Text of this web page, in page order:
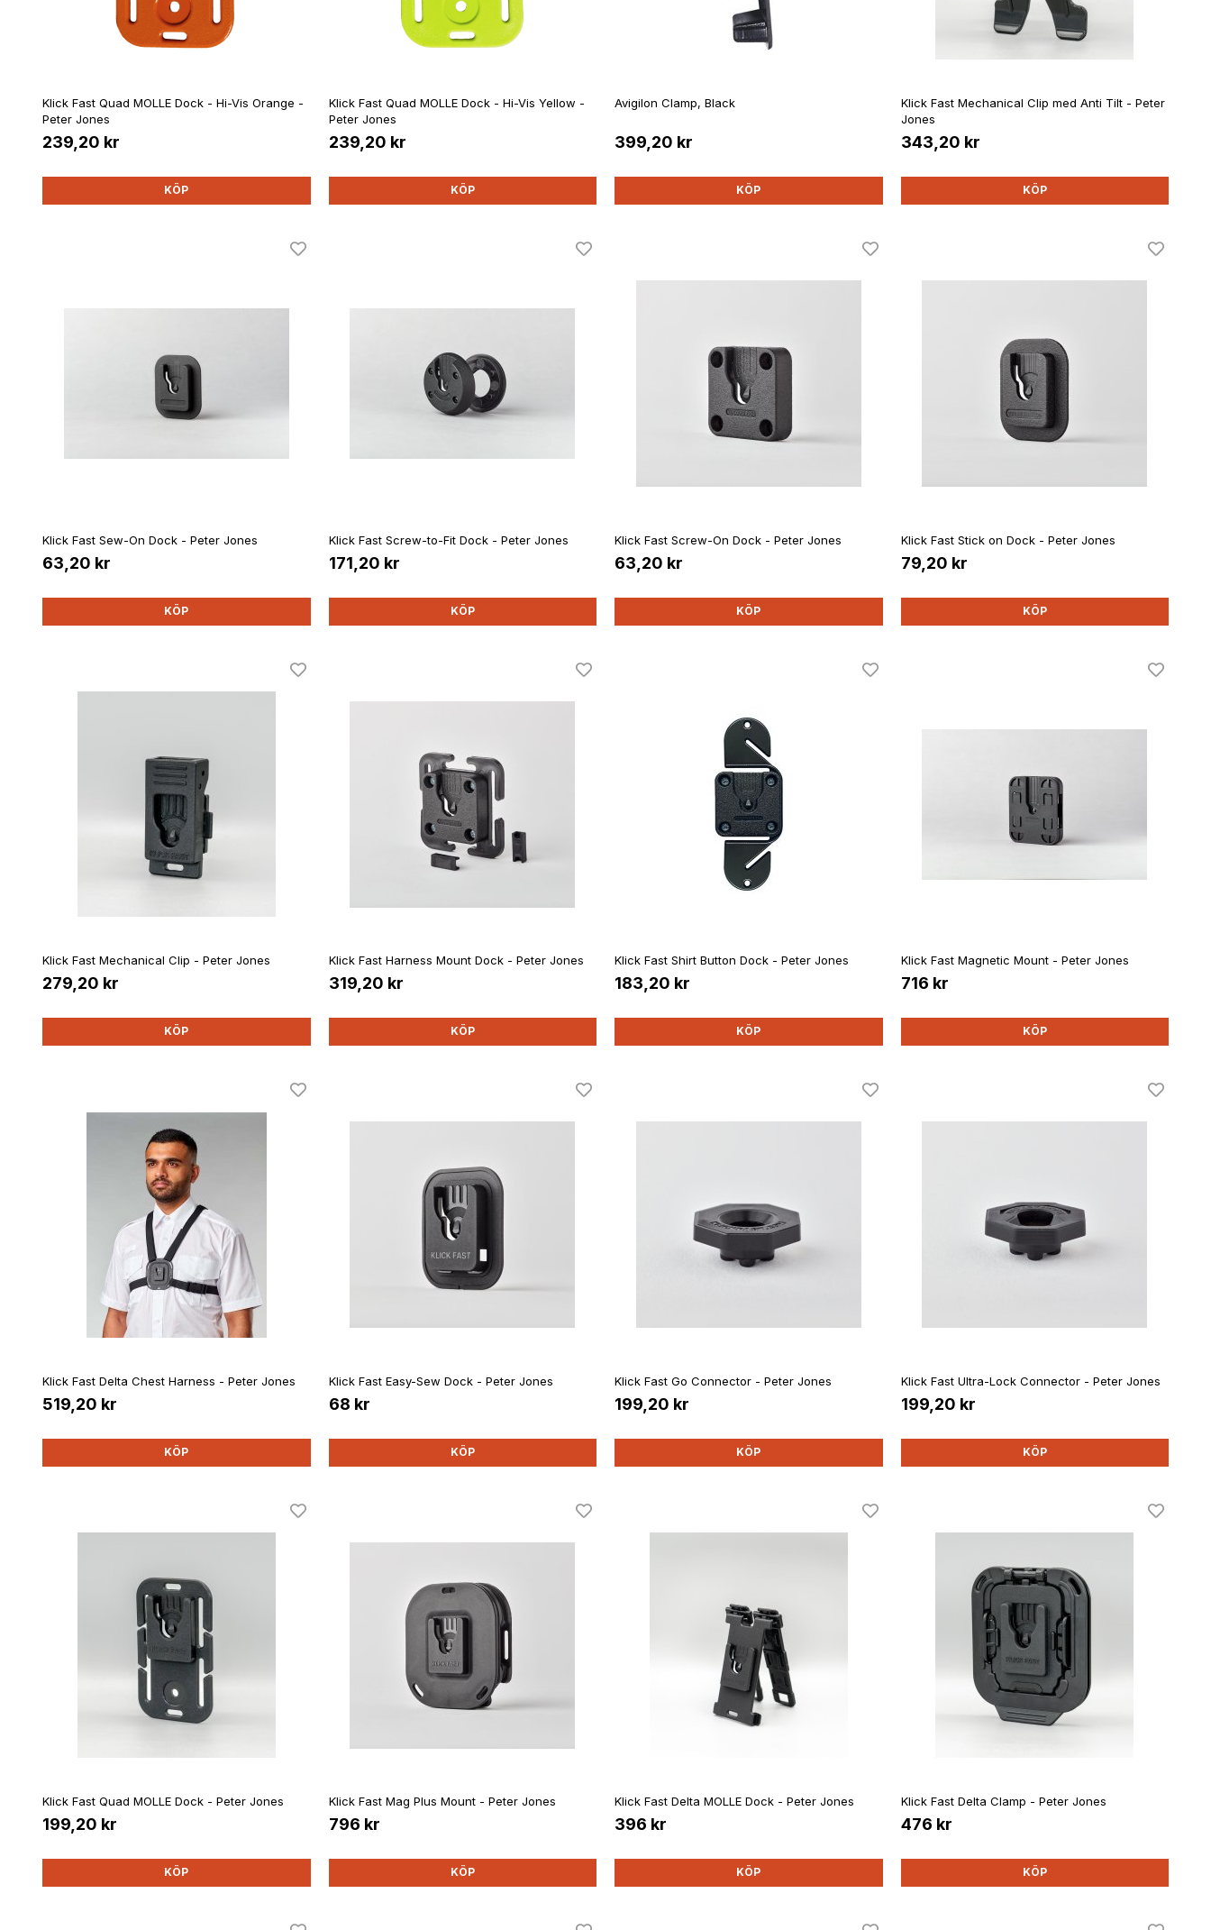
Klick Fast Quad MOLLE Dock - Hi-Vis Orange -
Peter Jones
239,20 kr
KÖP
Klick Fast Quad MOLLE Dock - Hi-Vis Yellow -
Peter Jones
239,20 kr
KÖP
Avigilon Clamp, Black
399,20 kr
KÖP
Klick Fast Mechanical Clip med Anti Tilt - Peter
Jones
343,20 kr
KÖP
Klick Fast Sew-On Dock - Peter Jones
63,20 kr
KÖP
Klick Fast Screw-to-Fit Dock - Peter Jones
171,20 kr
KÖP
Klick Fast Screw-On Dock - Peter Jones
63,20 kr
KÖP
Klick Fast Stick on Dock - Peter Jones
79,20 kr
KÖP
Klick Fast Mechanical Clip - Peter Jones
279,20 kr
KÖP
Klick Fast Harness Mount Dock - Peter Jones
319,20 kr
KÖP
Klick Fast Shirt Button Dock - Peter Jones
183,20 kr
KÖP
Klick Fast Magnetic Mount - Peter Jones
716 kr
KÖP
Klick Fast Delta Chest Harness - Peter Jones
519,20 kr
KÖP
Klick Fast Easy-Sew Dock - Peter Jones
68 kr
KÖP
Klick Fast Go Connector - Peter Jones
199,20 kr
KÖP
Klick Fast Ultra-Lock Connector - Peter Jones
199,20 kr
KÖP
Klick Fast Quad MOLLE Dock - Peter Jones
199,20 kr
KÖP
Klick Fast Mag Plus Mount - Peter Jones
796 kr
KÖP
Klick Fast Delta MOLLE Dock - Peter Jones
396 kr
KÖP
Klick Fast Delta Clamp - Peter Jones
476 kr
KÖP